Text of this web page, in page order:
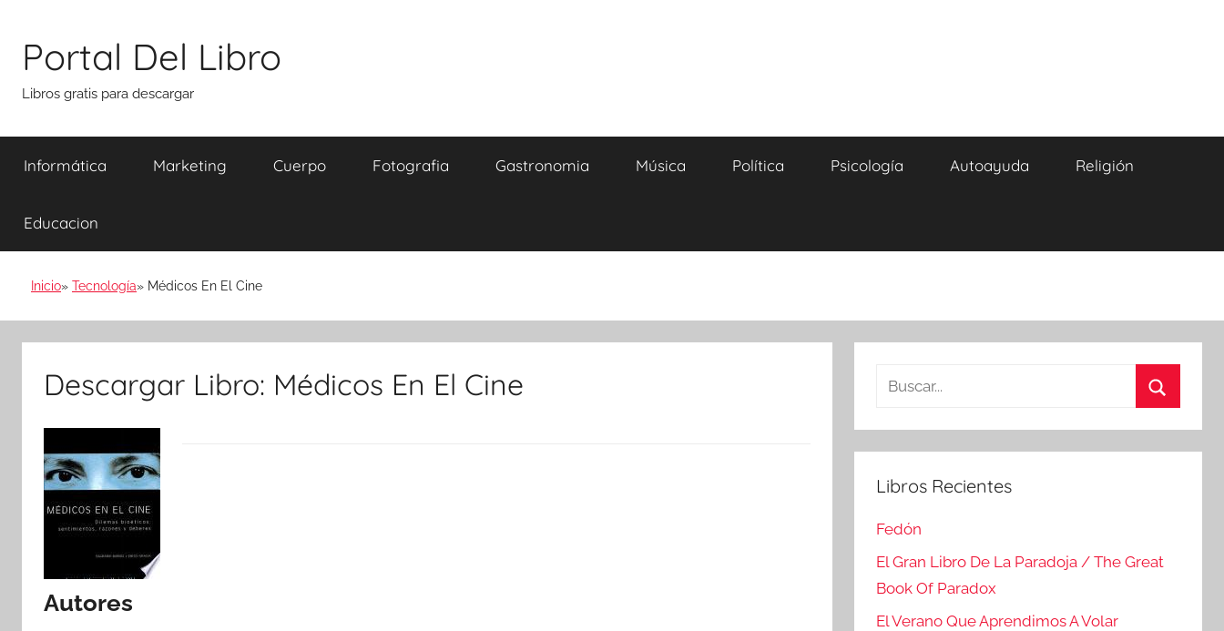
contenido
Portal Del Libro
Libros gratis para descargar
Informática Marketing Cuerpo Fotografia Gastronomia Música Política Psicología Autoayuda Religión
Educacion
Inicio Tecnología Médicos En El Cine
Descargar Libro: Médicos En El Cine
Autores
Buscar:
Libros Recientes
Fedón
El Gran Libro De La Paradoja / The Great
Book Of Paradox
El Verano Que Aprendimos A Volar